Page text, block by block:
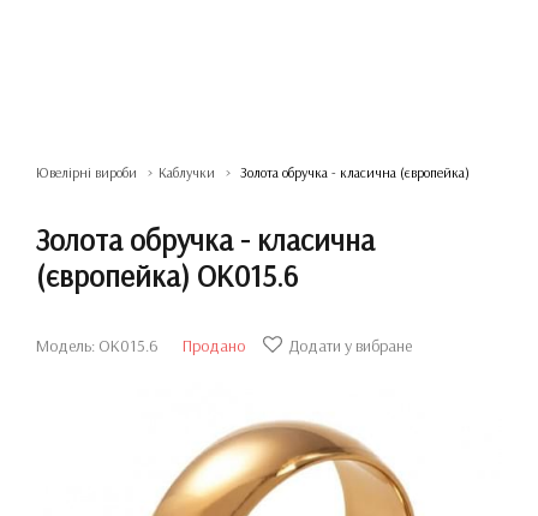
Ювелірні вироби Каблучки Золота обручка - класична (європейка)
Золота обручка - класична
(європейка) ОК015.6
Модель: ОК015.6 Продано Додати у вибране